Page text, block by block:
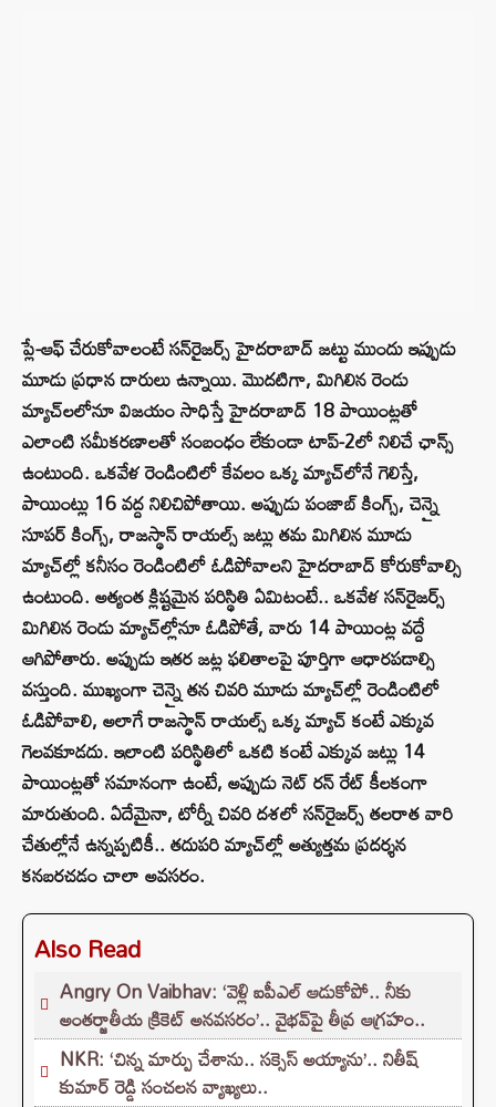
ప్లే-ఆఫ్ చేరుకోవాలంటే సన్‌రైజర్స్ హైదరాబాద్ జట్టు ముందు ఇప్పుడు
మూడు ప్రధాన దారులు ఉన్నాయి. మొదటిగా, మిగిలిన రెండు
మ్యాచ్‌లలోనూ విజయం సాధిస్తే హైదరాబాద్ 18 పాయింట్లతో
ఎలాంటి సమీకరణాలతో సంబంధం లేకుండా టాప్-2లో నిలిచే ఛాన్స్
ఉంటుంది. ఒకవేళ రెండింటిలో కేవలం ఒక్క మ్యాచ్‌లోనే గెలిస్తే,
పాయింట్లు 16 వద్ద నిలిచిపోతాయి. అప్పుడు పంజాబ్ కింగ్స్, చెన్నై
సూపర్ కింగ్స్, రాజస్థాన్ రాయల్స్ జట్లు తమ మిగిలిన మూడు
మ్యాచ్‌ల్లో కనీసం రెండింటిలో ఓడిపోవాలని హైదరాబాద్ కోరుకోవాల్సి
ఉంటుంది. అత్యంత క్లిష్టమైన పరిస్థితి ఏమిటంటే.. ఒకవేళ సన్‌రైజర్స్
మిగిలిన రెండు మ్యాచ్‌ల్లోనూ ఓడిపోతే, వారు 14 పాయింట్ల వద్దే
ఆగిపోతారు. అప్పుడు ఇతర జట్ల ఫలితాలపై పూర్తిగా ఆధారపడాల్సి
వస్తుంది. ముఖ్యంగా చెన్నై తన చివరి మూడు మ్యాచ్‌ల్లో రెండింటిలో
ఓడిపోవాలి, అలాగే రాజస్థాన్ రాయల్స్ ఒక్క మ్యాచ్ కంటే ఎక్కువ
గెలవకూడదు. ఇలాంటి పరిస్థితిలో ఒకటి కంటే ఎక్కువ జట్లు 14
పాయింట్లతో సమానంగా ఉంటే, అప్పుడు నెట్ రన్ రేట్ కీలకంగా
మారుతుంది. ఏదేమైనా, టోర్నీ చివరి దశలో సన్‌రైజర్స్ తలరాత వారి
చేతుల్లోనే ఉన్నప్పటికీ.. తదుపరి మ్యాచ్‌ల్లో అత్యుత్తమ ప్రదర్శన
కనబరచడం చాలా అవసరం.
Also Read
Angry On Vaibhav: ‘వెళ్లి ఐపీఎల్ ఆడుకోపో.. నీకు
అంతర్జాతీయ క్రికెట్ అనవసరం’.. వైభవ్‌పై తీవ్ర ఆగ్రహం..
NKR: ‘చిన్న మార్పు చేశాను.. సక్సెస్ అయ్యాను’.. నితీష్
కుమార్ రెడ్డి సంచలన వ్యాఖ్యలు..